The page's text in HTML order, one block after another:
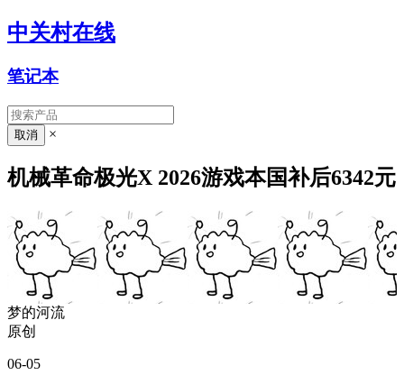
中关村在线
笔记本
×
机械革命极光X 2026游戏本国补后6342元
梦的河流
原创
06-05